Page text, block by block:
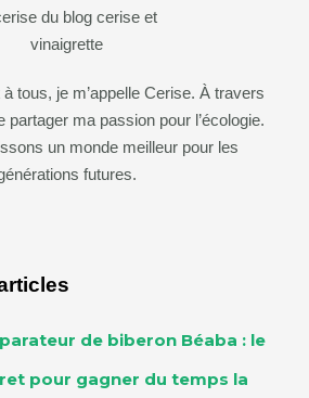
tous, je m’appelle Cerise. À travers
partager ma passion pour l’écologie.
un monde meilleur pour les
futures.
de biberon Béaba : le
pour gagner du temps la